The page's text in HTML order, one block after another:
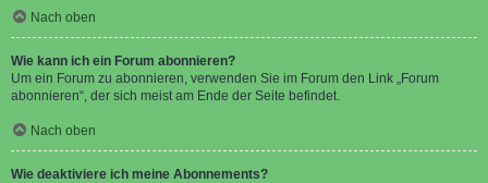
Nach oben
Wie kann ich ein Forum abonnieren?
Um ein Forum zu abonnieren, verwenden Sie im Forum den Link „Forum
abonnieren“, der sich meist am Ende der Seite befindet.
Nach oben
Wie deaktiviere ich meine Abonnements?